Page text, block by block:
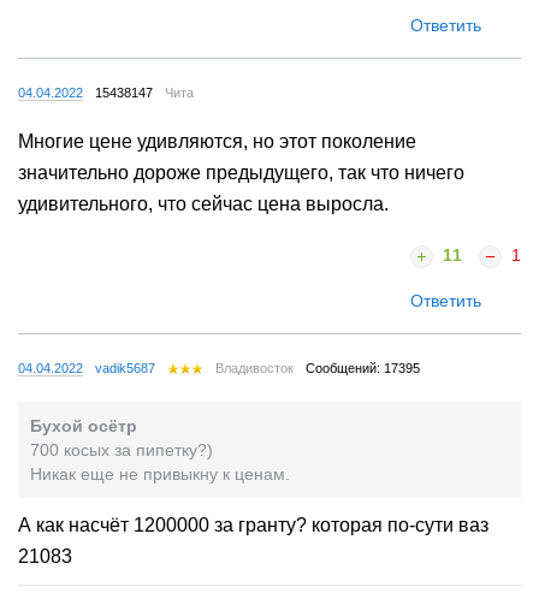
Ответить
04.04.2022 15438147 Чита
Многие цене удивляются, но этот поколение
значительно дороже предыдущего, так что ничего
удивительного, что сейчас цена выросла.
11 1
Ответить
04.04.2022 vadik5687 Владивосток Сообщений: 17395
Бухой осётр
700 косых за пипетку?)
Никак еще не привыкну к ценам.
А как насчёт 1200000 за гранту? которая по-сути ваз
21083